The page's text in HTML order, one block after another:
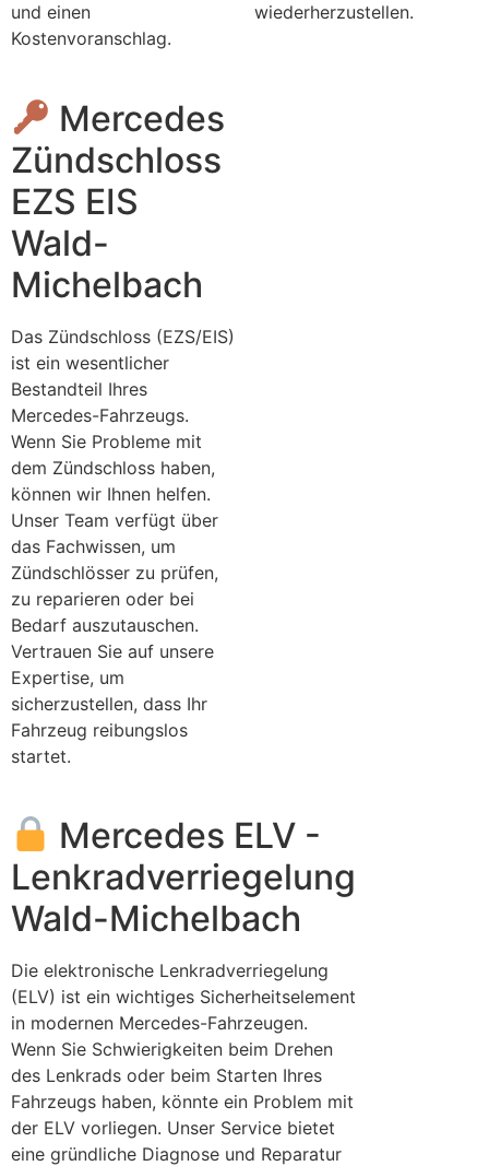
und einen
Kostenvoranschlag.
wiederherzustellen.
Mercedes
Zündschloss
EZS EIS
Wald-
Michelbach
Das Zündschloss (EZS/EIS)
ist ein wesentlicher
Bestandteil Ihres
Mercedes-Fahrzeugs.
Wenn Sie Probleme mit
dem Zündschloss haben,
können wir Ihnen helfen.
Unser Team verfügt über
das Fachwissen, um
Zündschlösser zu prüfen,
zu reparieren oder bei
Bedarf auszutauschen.
Vertrauen Sie auf unsere
Expertise, um
sicherzustellen, dass Ihr
Fahrzeug reibungslos
startet.
Mercedes ELV -
Lenkradverriegelung
Wald-Michelbach
Die elektronische Lenkradverriegelung
(ELV) ist ein wichtiges Sicherheitselement
in modernen Mercedes-Fahrzeugen.
Wenn Sie Schwierigkeiten beim Drehen
des Lenkrads oder beim Starten Ihres
Fahrzeugs haben, könnte ein Problem mit
der ELV vorliegen. Unser Service bietet
eine gründliche Diagnose und Reparatur